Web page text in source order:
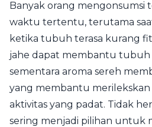
Banyak orang mengonsumsi
waktu tertentu, terutama
ketika tubuh terasa kurang
jahe dapat membantu tubuh
sementara aroma sereh
yang membantu merilekskan
aktivitas yang padat. Tidak
sering menjadi pilihan untuk